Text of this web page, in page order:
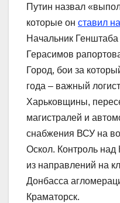
Путин назвал
которые он ставил
Начальник
Герасимов
Город, бои за
года – важный
Харьковщины,
магистралей и
снабжения ВСУ на
Оскол. Контроль над
из направлений на
Донбасса
Краматорск.